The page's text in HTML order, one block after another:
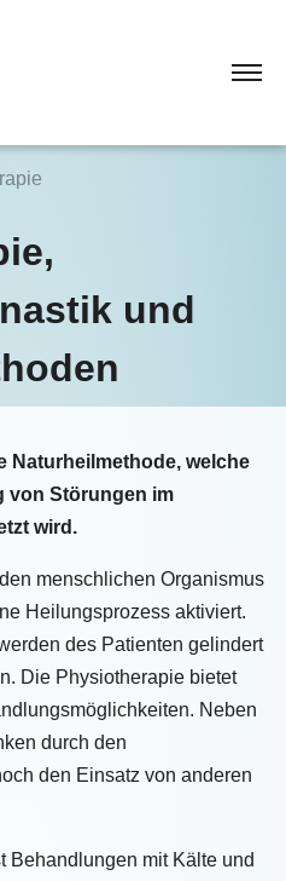
und
Naturheilmethode, welche
von Störungen im
wird.
menschlichen Organismus
Heilungsprozess aktiviert.
des Patienten gelindert
Die Physiotherapie bietet
Neben
durch den
den Einsatz von anderen
Behandlungen mit Kälte und